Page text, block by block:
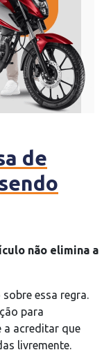
de
não elimina a
essa regra.
para
a acreditar que
livremente.